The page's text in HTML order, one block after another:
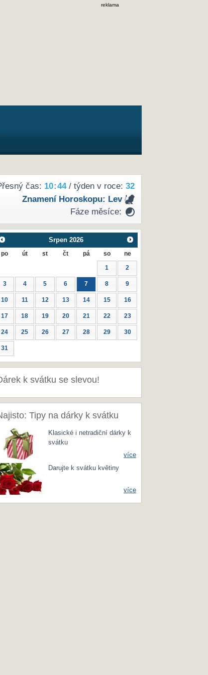
reklama
čas: 10:44/ týden v roce: 32
Znamení Horoskopu: Lev
Fáze měsíce:
Srpen 2026
po út st čt pá so ne
1 2
3 4 5 6 7 8 9
10 11 12 13 14 15 16
17 18 19 20 21 22 23
24 25 26 27 28 29 30
31
k svátku se slevou!
Tipy na dárky k svátku
Klasické i netradiční dárky k
svátku
více
Darujte k svátku květiny
více